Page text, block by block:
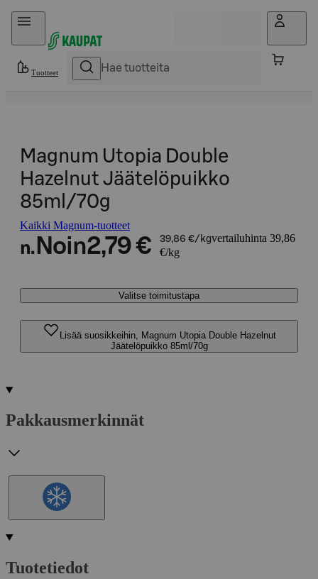
Hyppää sisältöön
Tuotteet
Magnum Utopia Double
Hazelnut Jäätelöpuikko
85ml/70g
Kaikki Magnum-tuotteet
n. Noin2,79 € 39,86 €/kgvertailuhinta 39,86
€/kg
Valitse toimitustapa
Lisää suosikkeihin, Magnum Utopia Double Hazelnut
Jäätelöpuikko 85ml/70g
Pakkausmerkinnät
Tuotetiedot